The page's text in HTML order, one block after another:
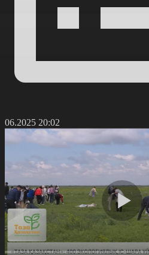
20:02